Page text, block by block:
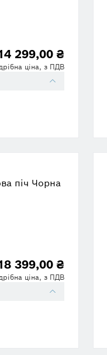
299,00 ₴
ціна, з ПДВ
піч Чорна
399,00 ₴
ціна, з ПДВ